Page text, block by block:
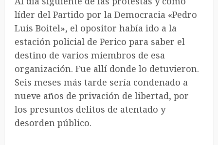
líder del Partido por la Democracia «Pedro
Luis Boitel», el opositor había ido a la
estación policial de Perico para saber el
destino de varios miembros de esa
organización. Fue allí donde lo detuvieron.
Seis meses más tarde sería condenado a
nueve años de privación de libertad, por
los presuntos delitos de atentado y
desorden público.